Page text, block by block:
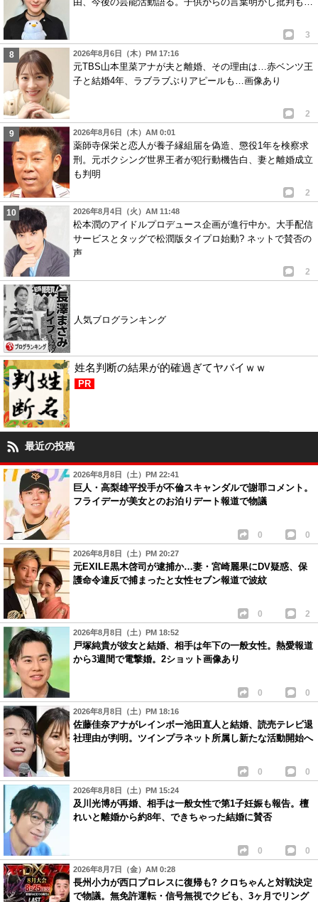
3
2026年8月6日（木）PM 17:16
元TBS山本里菜アナが夫と離婚、その理由は…赤ベンツ王
子と結婚4年、ラブラブぶりアピールも…画像あり
2
2026年8月6日（木）AM 0:01
薬師寺保栄と恋人が養子縁組届を偽造、懲役1年を検察求
刑。元ボクシング世界王者が犯行動機告白、妻と離婚成立
も判明
2
2026年8月4日（火）AM 11:48
松本潤のアイドルプロデュース企画が進行中か。大手配信
サービスとタッグで松潤版タイプロ始動? ネットで賛否の
声
2
人気ブログランキング
姓名判断の結果が的確過ぎてヤバイｗｗ
PR
最近の投稿
2026年8月8日（土）PM 22:41
巨人・高梨雄平投手が不倫スキャンダルで謝罪コメント。
フライデーが美女とのお泊りデート報道で物議
0 0
2026年8月8日（土）PM 20:27
元EXILE黒木啓司が逮捕か…妻・宮崎麗果にDV疑惑、保
護命令違反で捕まったと女性セブン報道で波紋
0 2
2026年8月8日（土）PM 18:52
戸塚純貴が彼女と結婚、相手は年下の一般女性。熱愛報道
から3週間で電撃婚。2ショット画像あり
0 0
2026年8月8日（土）PM 18:16
佐藤佳奈アナがレインボー池田直人と結婚、読売テレビ退
社理由が判明。ツインプラネット所属し新たな活動開始へ
0 0
2026年8月8日（土）PM 15:24
及川光博が再婚、相手は一般女性で第1子妊娠も報告。檀
れいと離婚から約8年、できちゃった結婚に賛否
0 0
2026年8月7日（金）AM 0:28
長州小力が西口プロレスに復帰も? クロちゃんと対戦決定
で物議。無免許運転・信号無視でクビも、3ヶ月でリング